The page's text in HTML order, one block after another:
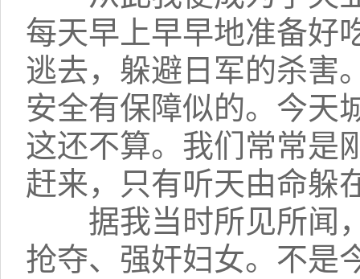
每天早上早早地准备好
逃去，躲避日军的杀害
安全有保障似的。今天
这还不算。我们常常是
赶来，只有听天由命躲
据我当时所见所闻，
抢夺、强奸妇女。不是